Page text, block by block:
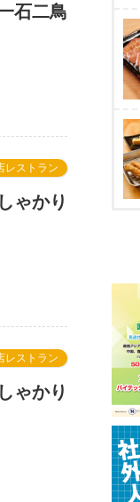
石二鳥
レストラン
ゃかり
レストラン
ゃかり